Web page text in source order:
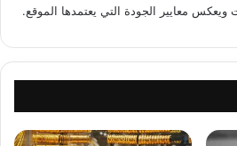
معايير الجودة التي يعتمدها الموقع.